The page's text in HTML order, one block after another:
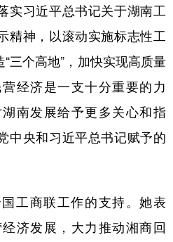
实习近平总书记关于湖南工
精神，以滚动实施标志性工
三个高地”，加快实现高质量
经济是一支十分重要的力
南发展给予更多关心和指
中央和习近平总书记赋予的
商联工作的支持。她表
济发展，大力推动湘商回